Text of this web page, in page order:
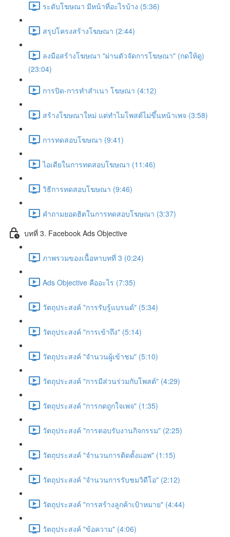
ระดับโฆษณา มีหน้าที่อะไรบ้าง (5:36)
สรุปโครงสร้างโฆษณา (2:44)
ลงมือสร้างโฆษณา "ผ่านตัวจัดการโฆษณา" (กดให้ดู)
(23:04)
การปิด-การทำสำเนา โฆษณา (4:12)
สร้างโฆษณาใหม่ แต่ทำไมโพสต์ไม่ขึ้นหน้าเพจ (3:58)
การทดสอบโฆษณา (9:41)
ไอเดียในการทดสอบโฆษณา (11:46)
วิธีการทดสอบโฆษณา (9:46)
คำถามยอดฮิตในการทดสอบโฆษณา (3:37)
บทที่ 3. Facebook Ads Objective
ภาพรวมของเนื้อหาบทที่ 3 (0:24)
Ads Objective คืออะไร (7:35)
วัตถุประสงค์ "การรับรู้แบรนด์" (5:34)
วัตถุประสงค์ "การเข้าถึง" (5:14)
วัตถุประสงค์ "จำนวนผู้เข้าชม" (5:10)
วัตถุประสงค์ "การมีส่วนร่วมกับโพสต์" (4:29)
วัตถุประสงค์ "การกดถูกใจเพจ" (1:35)
วัตถุประสงค์ "การตอบรับงานกิจกรรม" (2:25)
วัตถุประสงค์ "จำนวนการติดตั้งแอพ" (1:15)
วัตถุประสงค์ "จำนวนการรับชมวิดีโอ" (2:12)
วัตถุประสงค์ "การสร้างลูกค้าเป้าหมาย" (4:44)
วัตถุประสงค์ "ข้อความ" (4:06)